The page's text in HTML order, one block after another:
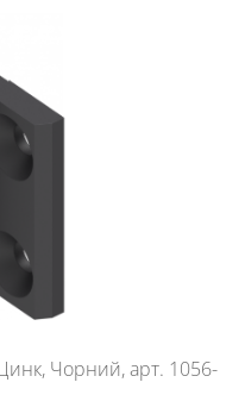
Чорний, арт. 1056-